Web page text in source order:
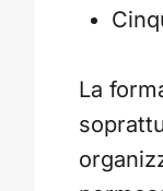
La